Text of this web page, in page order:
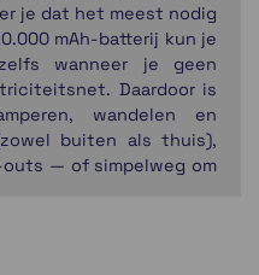
je dat het meest nodig
mAh-batterij kun je
wanneer je geen
Daardoor is
wandelen en
buiten als thuis),
— of simpelweg om